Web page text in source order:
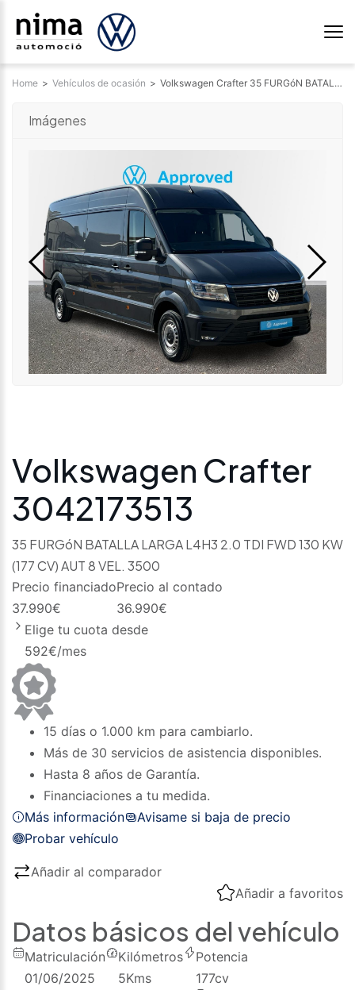
Home > Vehículos de ocasión > Volkswagen Crafter 35 FURGóN BATALLA LARGA L4H3 2.0 TDI FWD 130 KW (177 CV) AUT 8 VEL. 3500 3042173513
Imágenes
Volkswagen Crafter
3042173513
35 FURGóN BATALLA LARGA L4H3 2.0 TDI FWD 130 KW
(177 CV) AUT 8 VEL. 3500
Precio financiado
37.990€
Precio al contado
36.990€
Elige tu cuota desde
592€/mes
15 días o 1.000 km para cambiarlo.
Más de 30 servicios de asistencia disponibles.
Hasta 8 años de Garantía.
Financiaciones a tu medida.
Más información
Avisame si baja de precio
Probar vehículo
Añadir al comparador
Añadir a favoritos
Datos básicos del vehículo
Matriculación
01/06/2025
Kilómetros
5Kms
Potencia
177cv